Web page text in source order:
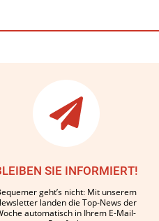
SIE INFORMIERT!
geht’s nicht: Mit unserem
landen die Top-News der
automatisch in Ihrem E-Mail-